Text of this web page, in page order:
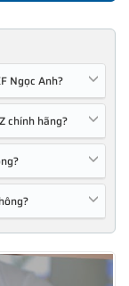
Ngọc Anh?
chính hãng?